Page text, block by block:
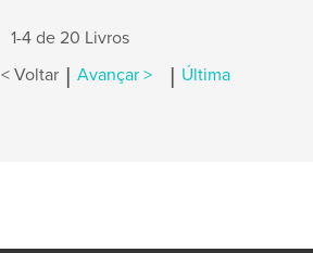
1-4 de 20 Livros
< Voltar | Avançar > | Última